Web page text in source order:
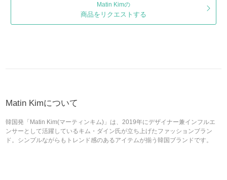
Matin Kimの
商品をリクエストする
Matin Kimについて
韓国発「Matin Kim(マーティンキム)」は、2019年にデザイナー兼インフルエ
ンサーとして活躍しているキム・ダイン氏が立ち上げたファッションブラン
ド。シンプルながらもトレンド感のあるアイテムが揃う韓国ブランドです。